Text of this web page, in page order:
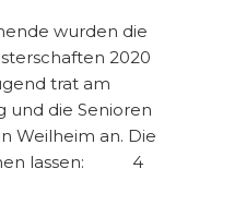
wurden die
2020
trat am
und die Senioren
Weilheim an. Die
lassen: 4